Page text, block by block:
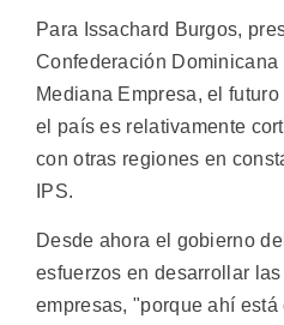
Para Issachard Burgos,
Confederación
Mediana Empresa, el
el país es relativamente
con otras regiones en
IPS.
Desde ahora el gobierno
esfuerzos en desarrollar
empresas, "porque ahí